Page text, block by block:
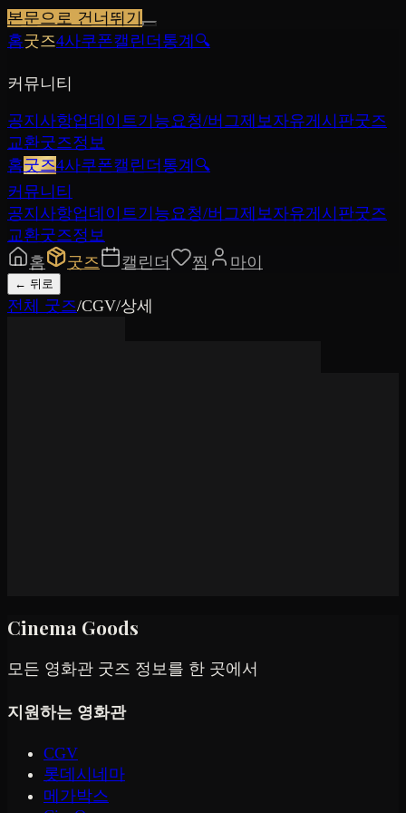
본문으로 건너뛰기
홈굿즈4사쿠폰캘린더 통계 🔍
커뮤니티
공지사항업데이트기능요청/버그제보자유게시판굿즈
교환굿즈정보
홈굿즈4사쿠폰캘린더 통계 🔍
커뮤니티
공지사항업데이트기능요청/버그제보자유게시판굿즈
교환굿즈정보
홈
굿즈 캘린더 찜 마이
← 뒤로
전체 굿즈/CGV/상세
Cinema Goods
모든 영화관 굿즈 정보를 한 곳에서
지원하는 영화관
CGV
롯데시네마
메가박스